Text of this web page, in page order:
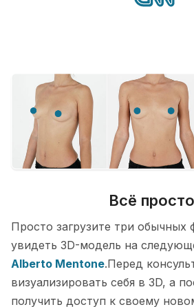
Всё
Просто загрузите три обычных
увидеть 3D-модель на
Alberto Mentone.Перед
визуализировать себя в 3D, а
получить доступ к своему